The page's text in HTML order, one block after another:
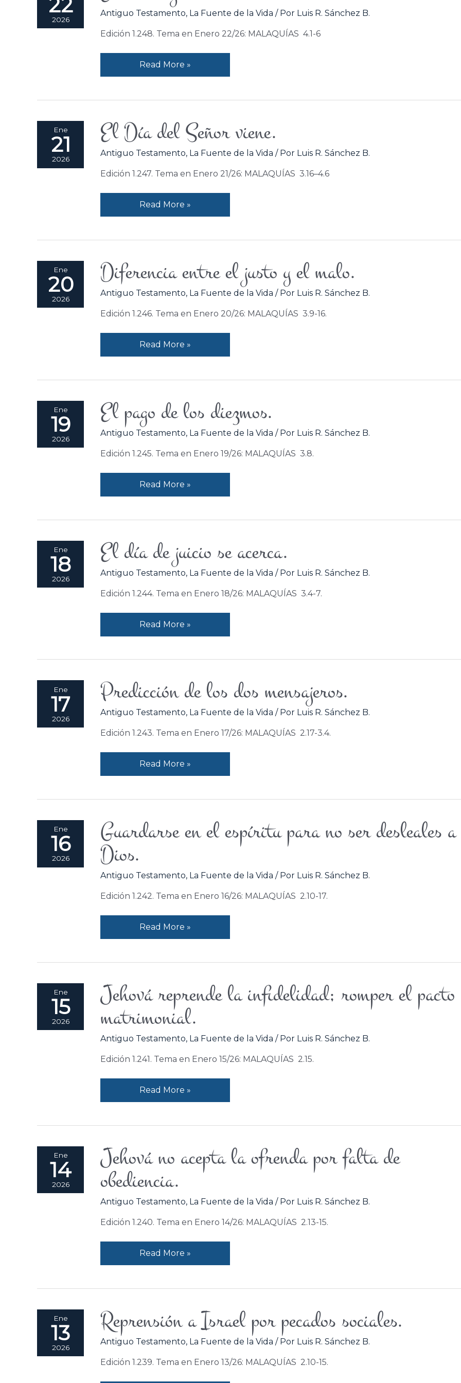
2026
Antiguo Testamento, La Fuente de la Vida / Por Luis R. Sánchez B.
Edición 1.248. Tema en Enero 22/26: MALAQUÍAS 4.1-6
de
Read More »
Ene
21
2026
El Día del Señor viene.
Antiguo Testamento, La Fuente de la Vida / Por Luis R. Sánchez B.
Edición 1.247. Tema en Enero 21/26: MALAQUÍAS 3.16–4.6
El
Día
del
Read More »
Ene
20
2026
Diferencia entre el justo y el malo.
Antiguo Testamento, La Fuente de la Vida / Por Luis R. Sánchez B.
Edición 1.246. Tema en Enero 20/26: MALAQUÍAS 3.9-16.
Diferencia
entre
el
el
malo.
Read More »
Ene
19
2026
El pago de los diezmos.
Antiguo Testamento, La Fuente de la Vida / Por Luis R. Sánchez B.
Edición 1.245. Tema en Enero 19/26: MALAQUÍAS 3.8.
pago
de
Read More »
Ene
18
2026
El día de juicio se acerca.
Antiguo Testamento, La Fuente de la Vida / Por Luis R. Sánchez B.
Edición 1.244. Tema en Enero 18/26: MALAQUÍAS 3.4-7.
El
día
de
acerca.
Read More »
Ene
17
2026
Predicción de los dos mensajeros.
Antiguo Testamento, La Fuente de la Vida / Por Luis R. Sánchez B.
Edición 1.243. Tema en Enero 17/26: MALAQUÍAS 2.17-3.4.
Predicción
de
los
Read More »
Ene
16
2026
Guardarse en el espíritu para no ser desleales a
Dios.
Antiguo Testamento, La Fuente de la Vida / Por Luis R. Sánchez B.
Edición 1.242. Tema en Enero 16/26: MALAQUÍAS 2.10-17.
Guardarse
en
para
no
Read More »
Ene
15
2026
Jehová reprende la infidelidad; romper el pacto
matrimonial.
Antiguo Testamento, La Fuente de la Vida / Por Luis R. Sánchez B.
Edición 1.241. Tema en Enero 15/26: MALAQUÍAS 2.15.
Jehová
reprende
la
romper
el
Read More »
Ene
14
2026
Jehová no acepta la ofrenda por falta de
obediencia.
Antiguo Testamento, La Fuente de la Vida / Por Luis R. Sánchez B.
Edición 1.240. Tema en Enero 14/26: MALAQUÍAS 2.13-15.
Jehová
no
acepta
ofrenda
por
obediencia.
Read More »
Ene
13
2026
Reprensión a Israel por pecados sociales.
Antiguo Testamento, La Fuente de la Vida / Por Luis R. Sánchez B.
Edición 1.239. Tema en Enero 13/26: MALAQUÍAS 2.10-15.
Reprensión
a
Israel